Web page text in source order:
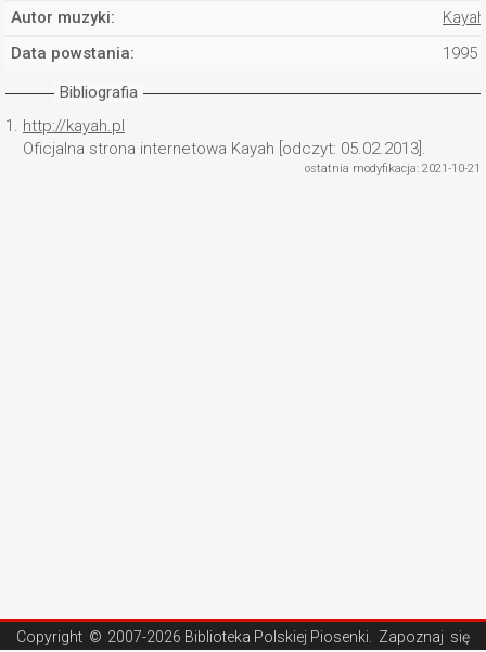
Autor muzyki:
Kayah
Data powstania:
1995
Bibliografia
1. http://kayah.pl
Oficjalna strona internetowa Kayah [odczyt: 05.02.2013].
ostatnia modyfikacja: 2021-10-21
Copyright © 2007-2026 Biblioteka Polskiej Piosenki . Zapoznaj się